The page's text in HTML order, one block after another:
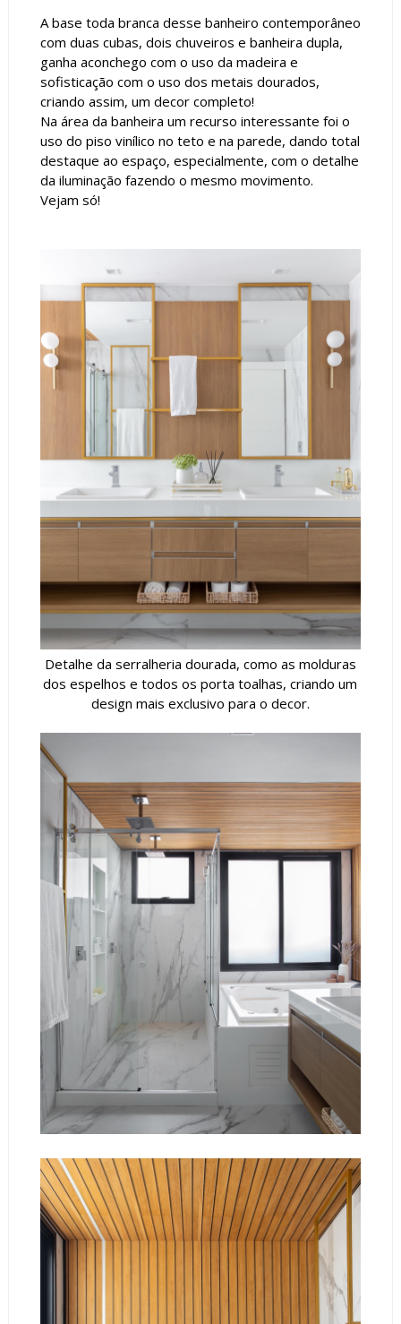
A base toda branca desse banheiro contemporâneo
com duas cubas, dois chuveiros e banheira dupla,
ganha aconchego com o uso da madeira e
sofisticação com o uso dos metais dourados,
criando assim, um decor completo!
Na área da banheira um recurso interessante foi o
uso do piso vinílico no teto e na parede, dando total
destaque ao espaço, especialmente, com o detalhe
da iluminação fazendo o mesmo movimento.
Vejam só!
Detalhe da serralheria dourada, como as molduras
dos espelhos e todos os porta toalhas, criando um
design mais exclusivo para o decor.